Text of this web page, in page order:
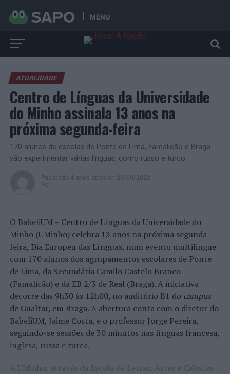
MENU
ATUALIDADE
Centro de Línguas da Universidade
do Minho assinala 13 anos na
próxima segunda-feira
170 alunos de escolas de Ponte de Lima, Famalicão e Braga
vão experimentar várias línguas, como russo e turco
Publicado 4 anos atrás on 23/09/2022
Por
O BabeliUM – Centro de Línguas da Universidade do
Minho (UMinho) celebra 13 anos na próxima segunda-
feira, Dia Europeu das Línguas, num evento multilingue
com 170 alunos dos agrupamentos escolares de Ponte
de Lima, da Secundária Camilo Castelo Branco
(Famalicão) e da EB 2/3 de Real (Braga). A iniciativa
decorre das 9h30 às 12h00, no auditório B1 do campus
de Gualtar, em Braga. A abertura conta com o diretor do
BabeliUM, Jaime Costa, e o professor Jorge Pereira,
seguindo-se sessões de 30 minutos nas línguas francesa,
inglesa, russa e turca.
A UMinho, através da Escola de Letras, Artes e Ciências